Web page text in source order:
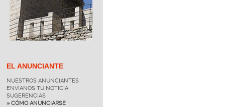
EL ANUNCIANTE
NUESTROS ANUNCIANTES
ENVÍANOS TU NOTICIA
SUGERENCIAS
» CÓMO ANUNCIARSE